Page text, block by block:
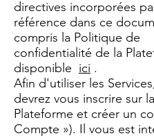
directives incorporées
référence dans ce
compris la Politique de
confidentialité de la
disponible ici .
Afin d'utiliser les
devrez vous inscrire sur la
Plateforme et créer un
Compte »). Il vous est